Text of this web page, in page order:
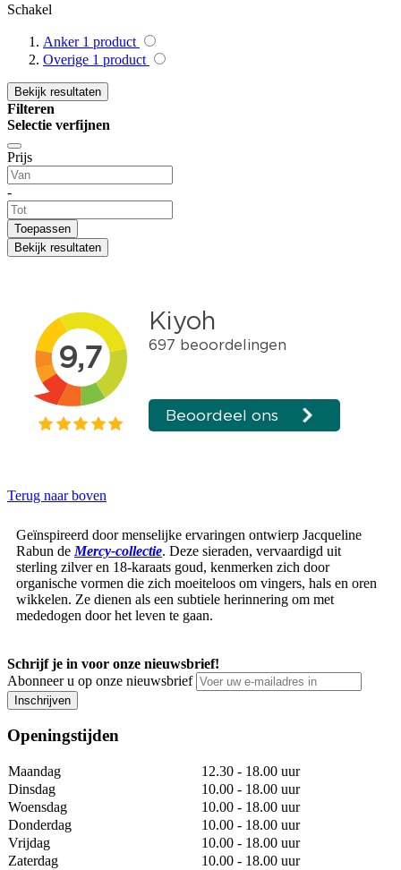
Schakel
Anker 1 product
Overige 1 product
Bekijk resultaten
Filteren
Selectie verfijnen
Prijs
-
Toepassen
Bekijk resultaten
Terug naar boven
Geïnspireerd door menselijke ervaringen ontwierp Jacqueline
Rabun de Mercy-collectie. Deze sieraden, vervaardigd uit
sterling zilver en 18-karaats goud, kenmerken zich door
organische vormen die zich moeiteloos om vingers, hals en oren
wikkelen. Ze dienen als een subtiele herinnering om met
mededogen door het leven te gaan.
Schrijf je in voor onze nieuwsbrief!
Abonneer u op onze nieuwsbrief
Inschrijven
Openingstijden
Maandag
12.30 - 18.00 uur
Dinsdag
10.00 - 18.00 uur
Woensdag
10.00 - 18.00 uur
Donderdag
10.00 - 18.00 uur
Vrijdag
10.00 - 18.00 uur
Zaterdag
10.00 - 18.00 uur